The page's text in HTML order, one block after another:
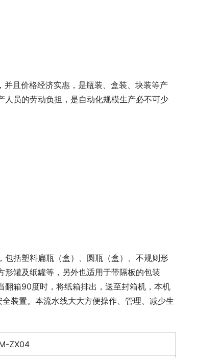
且价格经济实惠，是瓶装、盒装、块装等产
员的劳动负担，是自动化规模生产必不可少
括塑料扁瓶（盒）、圆瓶（盒）、不规则形
罐及纸罐等，另外也适用于带隔板的包装
翻箱90度时，将纸箱排出，送至封箱机，本机
装置。本流水线大大方便操作、管理、减少生
ZX04